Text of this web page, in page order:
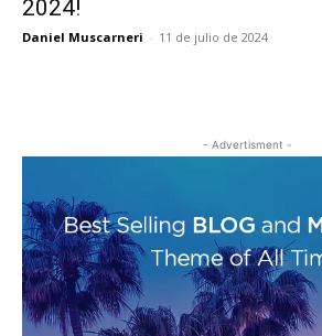
2024!
Daniel Muscarneri - 11 de julio de 2024
- Advertisment -